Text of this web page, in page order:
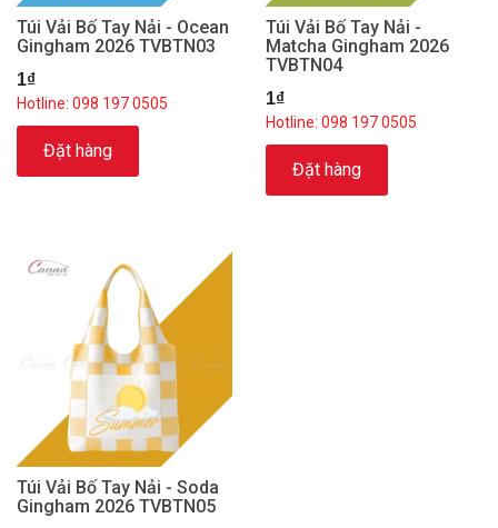
Túi Vải Bố Tay Nải - Ocean
Gingham 2026 TVBTN03
1₫
Hotline: 098 197 0505
Đặt hàng
Túi Vải Bố Tay Nải -
Matcha Gingham 2026
TVBTN04
1₫
Hotline: 098 197 0505
Đặt hàng
Túi Vải Bố Tay Nải - Soda
Gingham 2026 TVBTN05